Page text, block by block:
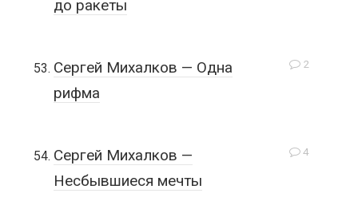
до ракеты
2
Сергей Михалков — Одна
рифма
4
Сергей Михалков —
Несбывшиеся мечты